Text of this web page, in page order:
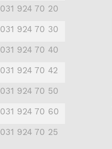
031 924 70 20
031 924 70 30
031 924 70 40
031 924 70 42
031 924 70 50
031 924 70 60
031 924 70 25